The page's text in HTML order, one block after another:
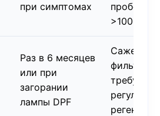
при симптомах
пробегом
>100 000
Раз в 6 месяцев
или при
загорании
лампы DPF
Сажевый
фильтр
требует